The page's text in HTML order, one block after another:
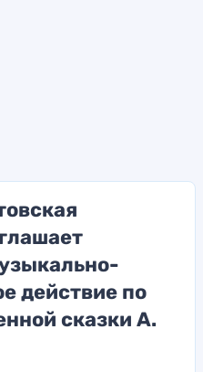
действие по
сказки А.